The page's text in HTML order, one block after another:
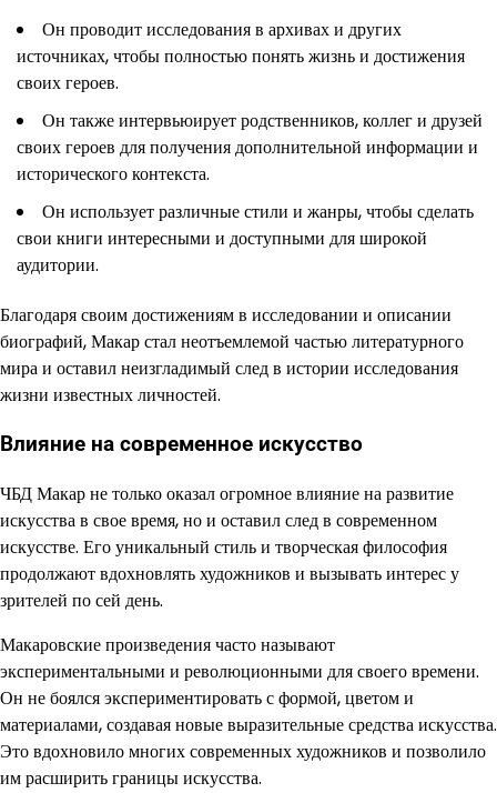
Он проводит исследования в архивах и других
источниках, чтобы полностью понять жизнь и достижения
своих героев.
Он также интервьюирует родственников, коллег и друзей
своих героев для получения дополнительной информации и
исторического контекста.
Он использует различные стили и жанры, чтобы сделать
свои книги интересными и доступными для широкой
аудитории.
Благодаря своим достижениям в исследовании и описании
биографий, Макар стал неотъемлемой частью литературного
мира и оставил неизгладимый след в истории исследования
жизни известных личностей.
Влияние на современное искусство
ЧБД Макар не только оказал огромное влияние на развитие
искусства в свое время, но и оставил след в современном
искусстве. Его уникальный стиль и творческая философия
продолжают вдохновлять художников и вызывать интерес у
зрителей по сей день.
Макаровские произведения часто называют
экспериментальными и революционными для своего времени.
Он не боялся экспериментировать с формой, цветом и
материалами, создавая новые выразительные средства искусства.
Это вдохновило многих современных художников и позволило
им расширить границы искусства.